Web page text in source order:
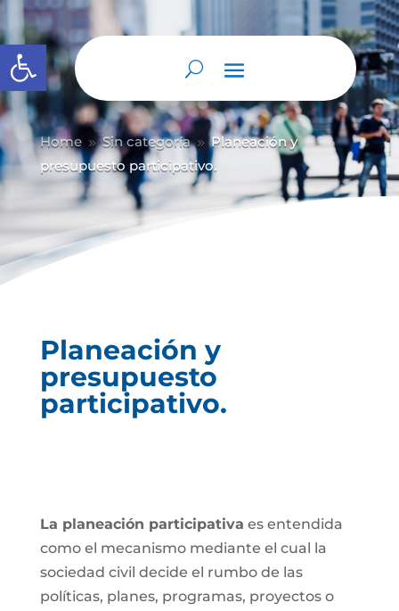
Abrir barra de herramientas
Home 9 Sin categoría 9 Planeación y
presupuesto participativo.
Planeación y
presupuesto
participativo.
La planeación participativa es entendida
como el mecanismo mediante el cual la
sociedad civil decide el rumbo de las
políticas, planes, programas, proyectos o